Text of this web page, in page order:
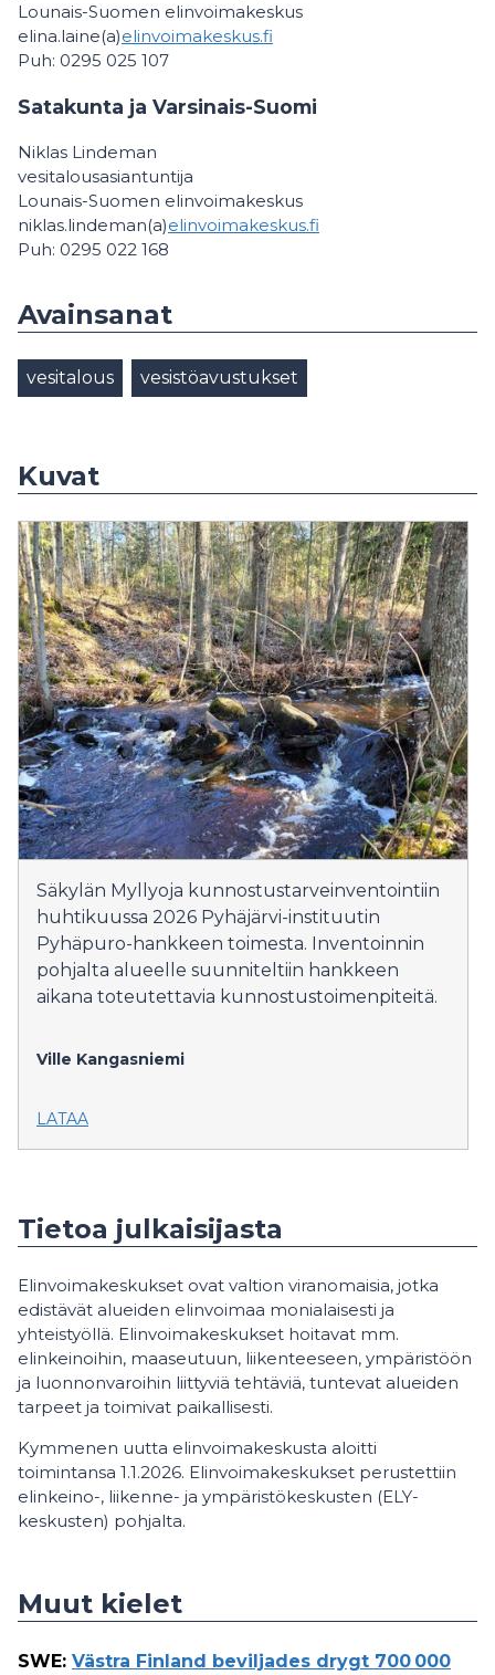
Lounais-Suomen elinvoimakeskus
elina.laine(a)elinvoimakeskus.fi
Puh: 0295 025 107
Satakunta ja Varsinais-Suomi
Niklas Lindeman
vesitalousasiantuntija
Lounais-Suomen elinvoimakeskus
niklas.lindeman(a)elinvoimakeskus.fi
Puh: 0295 022 168
Avainsanat
vesitalous vesistöavustukset
Kuvat
Säkylän Myllyoja kunnostustarveinventointiin
huhtikuussa 2026 Pyhäjärvi-instituutin
Pyhäpuro-hankkeen toimesta. Inventoinnin
pohjalta alueelle suunniteltiin hankkeen
aikana toteutettavia kunnostustoimenpiteitä.
Ville Kangasniemi
LATAA
Tietoa julkaisijasta
Elinvoimakeskukset ovat valtion viranomaisia, jotka
edistävät alueiden elinvoimaa monialaisesti ja
yhteistyöllä. Elinvoimakeskukset hoitavat mm.
elinkeinoihin, maaseutuun, liikenteeseen, ympäristöön
ja luonnonvaroihin liittyviä tehtäviä, tuntevat alueiden
tarpeet ja toimivat paikallisesti.
Kymmenen uutta elinvoimakeskusta aloitti
toimintansa 1.1.2026. Elinvoimakeskukset perustettiin
elinkeino-, liikenne- ja ympäristökeskusten (ELY-
keskusten) pohjalta.
Muut kielet
SWE: Västra Finland beviljades drygt 700 000